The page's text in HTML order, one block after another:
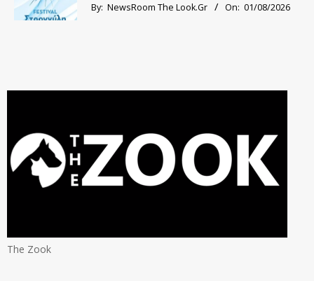
By: NewsRoom The Look.Gr On: 01/08/2026
The Zook